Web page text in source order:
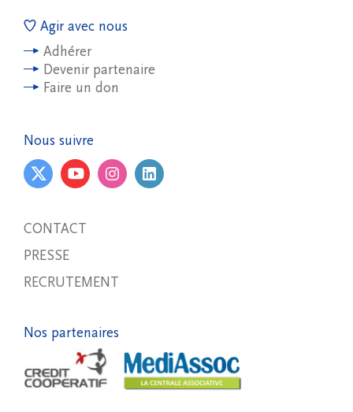
Agir avec nous
Adhérer
Devenir partenaire
Faire un don
Nous suivre
CONTACT
PRESSE
RECRUTEMENT
Nos partenaires